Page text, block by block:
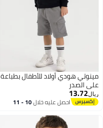
مينوتي هودي أولاد للأطفال بطباعة
على الصدر
ريال13.72
احصل عليه خلال 10 - 11